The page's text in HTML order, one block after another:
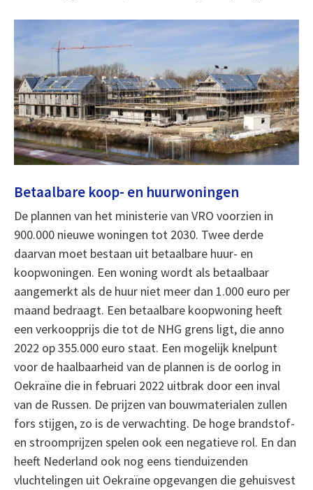
Betaalbare koop- en huurwoningen
De plannen van het ministerie van VRO voorzien in
900.000 nieuwe woningen tot 2030. Twee derde
daarvan moet bestaan uit betaalbare huur- en
koopwoningen. Een woning wordt als betaalbaar
aangemerkt als de huur niet meer dan 1.000 euro per
maand bedraagt. Een betaalbare koopwoning heeft
een verkoopprijs die tot de NHG grens ligt, die anno
2022 op 355.000 euro staat. Een mogelijk knelpunt
voor de haalbaarheid van de plannen is de oorlog in
Oekraïne die in februari 2022 uitbrak door een inval
van de Russen. De prijzen van bouwmaterialen zullen
fors stijgen, zo is de verwachting. De hoge brandstof-
en stroomprijzen spelen ook een negatieve rol. En dan
heeft Nederland ook nog eens tienduizenden
vluchtelingen uit Oekraïne opgevangen die gehuisvest